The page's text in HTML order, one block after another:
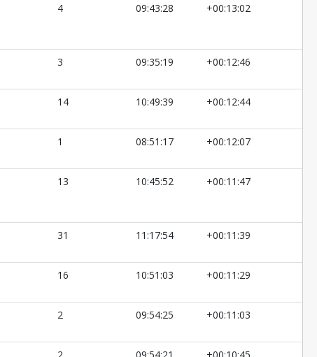
4 09:43:28 +00:13:02
3 09:35:19 +00:12:46
14 10:49:39 +00:12:44
1 08:51:17 +00:12:07
13 10:45:52 +00:11:47
31 11:17:54 +00:11:39
16 10:51:03 +00:11:29
2 09:54:25 +00:11:03